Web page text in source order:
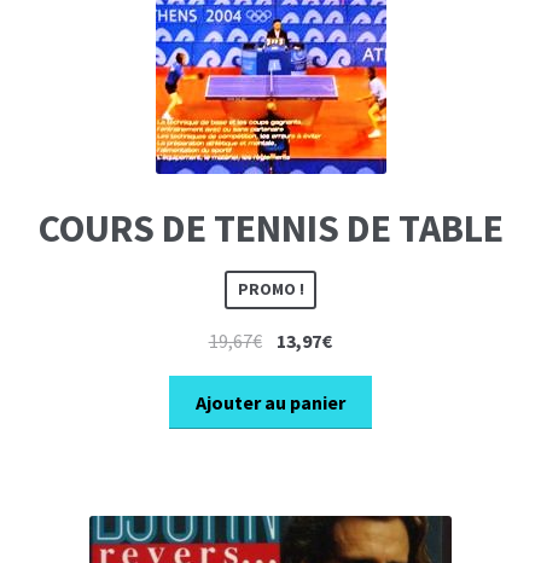
COURS DE TENNIS DE TABLE
PROMO !
19,67€ Le
initial
était :
13,97€Le
actuel
est :
Ajouter au panier